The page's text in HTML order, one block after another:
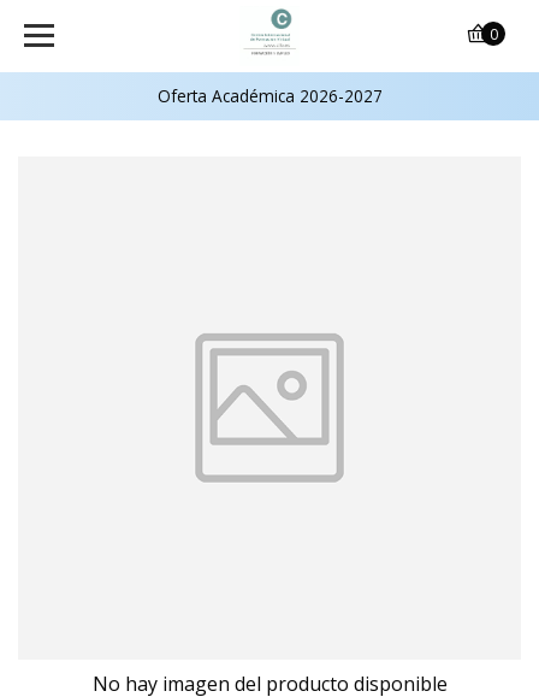
Oferta Académica 2026-2027
0
No hay imagen del producto disponible